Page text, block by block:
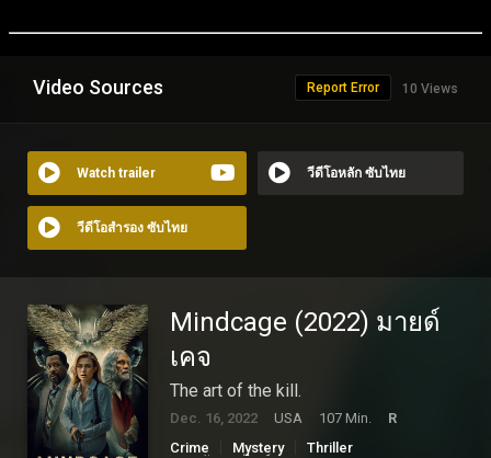
Video Sources 10 Views
Report Error
Watch trailer วีดีโอหลัก ซับไทย
วีดีโอสำรอง ซับไทย
Mindcage (2022) มายด์
เคจ
The art of the kill.
Dec. 16, 2022 USA 107 Min.
R
Crime
Mystery
Thriller